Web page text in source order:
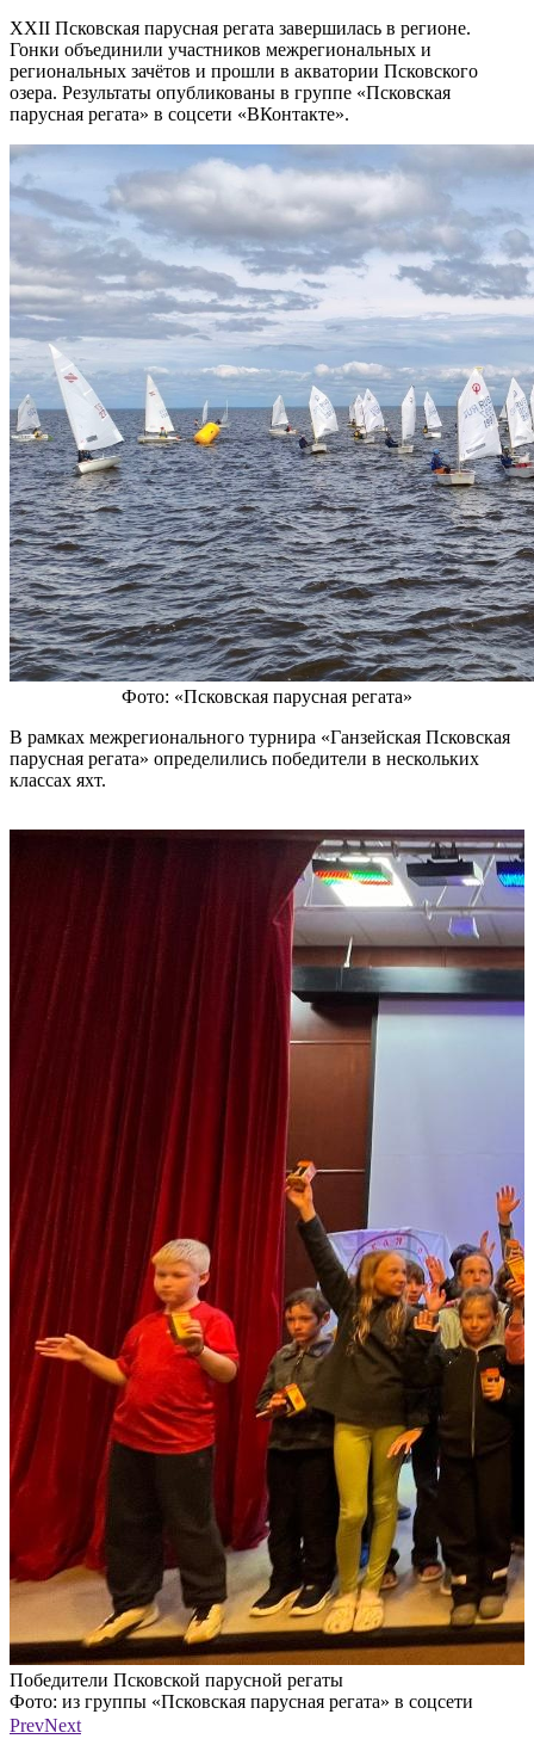
XXII Псковская парусная регата завершилась в регионе.
Гонки объединили участников межрегиональных и
региональных зачётов и прошли в акватории Псковского
озера. Результаты опубликованы в группе «Псковская
парусная регата» в соцсети «ВКонтакте».
Фото: «Псковская парусная регата»
В рамках межрегионального турнира «Ганзейская Псковская
парусная регата» определились победители в нескольких
классах яхт.
Победители Псковской парусной регаты
Фото: из группы «Псковская парусная регата» в соцсети
«ВКонтакте»
PrevNext